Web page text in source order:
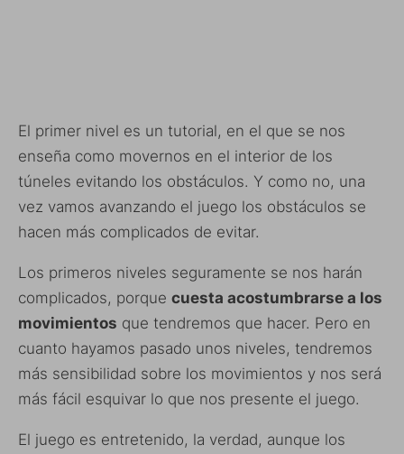
El primer nivel es un tutorial, en el que se nos
enseña como movernos en el interior de los
túneles evitando los obstáculos. Y como no, una
vez vamos avanzando el juego los obstáculos se
hacen más complicados de evitar.
Los primeros niveles seguramente se nos harán
complicados, porque cuesta acostumbrarse a los
movimientos que tendremos que hacer. Pero en
cuanto hayamos pasado unos niveles, tendremos
más sensibilidad sobre los movimientos y nos será
más fácil esquivar lo que nos presente el juego.
El juego es entretenido, la verdad, aunque los